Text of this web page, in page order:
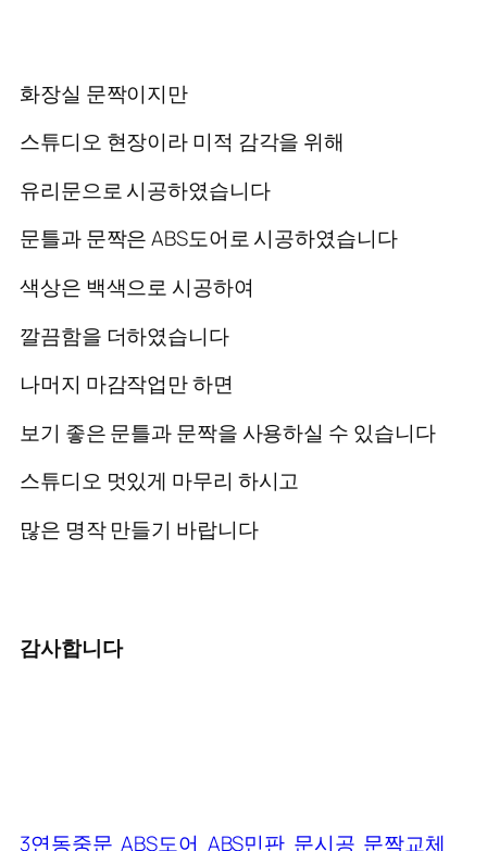
화장실 문짝이지만
스튜디오 현장이라 미적 감각을 위해
유리문으로 시공하였습니다
문틀과 문짝은 ABS도어로 시공하였습니다
색상은 백색으로 시공하여
깔끔함을 더하였습니다
나머지 마감작업만 하면
보기 좋은 문틀과 문짝을 사용하실 수 있습니다
스튜디오 멋있게 마무리 하시고
많은 명작 만들기 바랍니다
감사합니다
3연동중문 ABS도어 ABS민판 문시공 문짝교체